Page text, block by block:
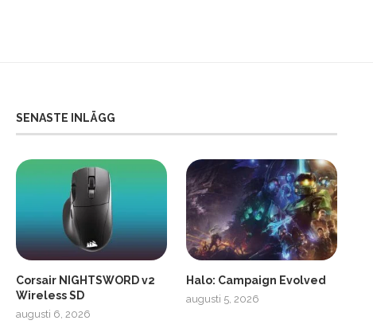
SENASTE INLÄGG
Corsair NIGHTSWORD v2
Wireless SD
augusti 6, 2026
Halo: Campaign Evolved
augusti 5, 2026